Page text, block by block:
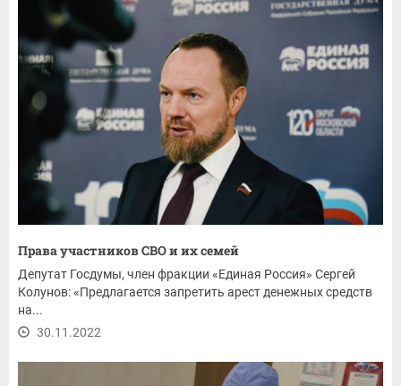
Права участников СВО и их семей
Депутат Госдумы, член фракции «Единая Россия» Сергей
Колунов: «Предлагается запретить арест денежных средств
на...
30.11.2022